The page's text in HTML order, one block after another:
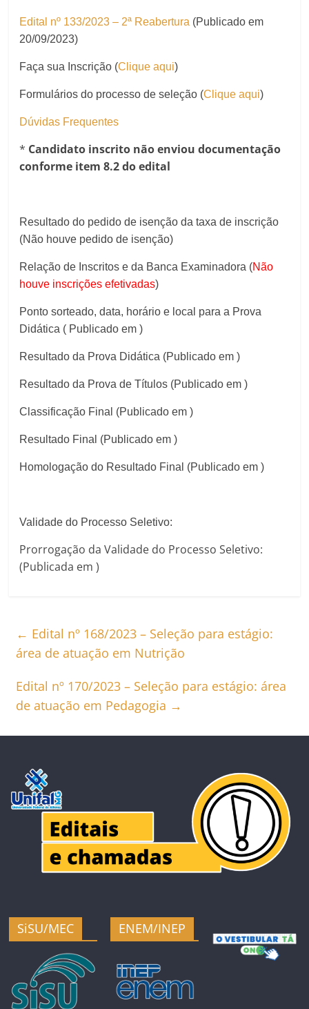
Edital nº 133/2023 – 2ª Reabertura (Publicado em
20/09/2023)
Faça sua Inscrição (Clique aqui)
Formulários do processo de seleção (Clique aqui)
Dúvidas Frequentes
* Candidato inscrito não enviou documentação
conforme item 8.2 do edital
Resultado do pedido de isenção da taxa de inscrição
(Não houve pedido de isenção)
Relação de Inscritos e da Banca Examinadora (Não
houve inscrições efetivadas)
Ponto sorteado, data, horário e local para a Prova
Didática ( Publicado em )
Resultado da Prova Didática (Publicado em )
Resultado da Prova de Títulos (Publicado em )
Classificação Final (Publicado em )
Resultado Final (Publicado em )
Homologação do Resultado Final (Publicado em )
Validade do Processo Seletivo:
Prorrogação da Validade do Processo Seletivo:
(Publicada em )
← Edital nº 168/2023 – Seleção para estágio:
área de atuação em Nutrição
Edital nº 170/2023 – Seleção para estágio: área
de atuação em Pedagogia →
SiSU/MEC ENEM/INEP